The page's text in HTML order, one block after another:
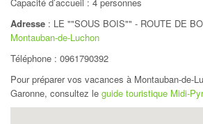
Adresse : LE ""SOUS BOIS"" - ROUTE DE
Montauban-de-Luchon
Téléphone : 0961790392
Pour préparer vos vacances à Montauban-de-
Garonne, consultez le guide touristique Midi-